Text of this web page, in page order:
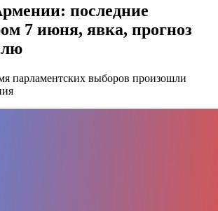
последние
7 июня, явка, прогноз
парламентских выборов произошли